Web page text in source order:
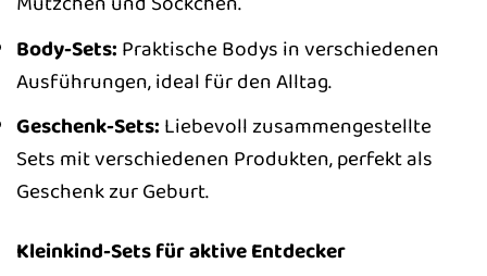
Body-Sets: Praktische Bodys in verschiedenen
Ausführungen, ideal für den Alltag.
Geschenk-Sets: Liebevoll zusammengestellte
Sets mit verschiedenen Produkten, perfekt als
Geschenk zur Geburt.
Kleinkind-Sets für aktive Entdecker